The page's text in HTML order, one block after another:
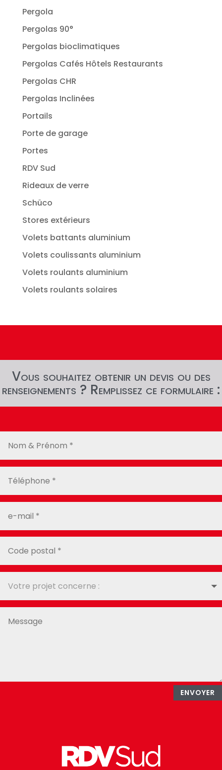
Pergola
Pergolas 90°
Pergolas bioclimatiques
Pergolas Cafés Hôtels Restaurants
Pergolas CHR
Pergolas Inclinées
Portails
Porte de garage
Portes
RDV Sud
Rideaux de verre
Schüco
Stores extérieurs
Volets battants aluminium
Volets coulissants aluminium
Volets roulants aluminium
Volets roulants solaires
Vous souhaitez obtenir un devis ou des
renseignements ? Remplissez ce formulaire :
ENVOYER